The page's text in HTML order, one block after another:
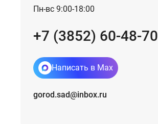
Пн-вс 9:00-18:00
+7 (3852) 60-48-70
Написать в Max
gorod.sad@inbox.ru